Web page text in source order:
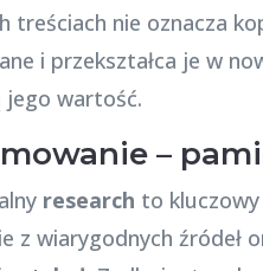
treściach nie oznacza
i przekształca je w
jego wartość.
–
research to
z wiarygodnych